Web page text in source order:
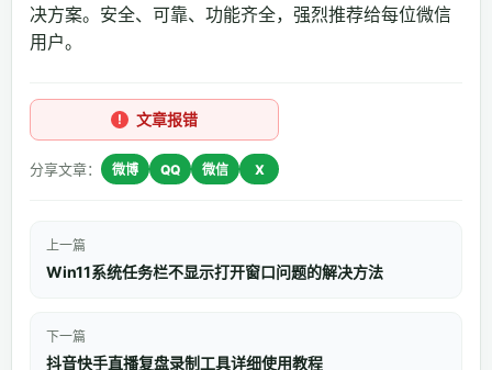
决方案。安全、可靠、功能齐全，强烈推荐给每位微信
用户。
文章报错
分享文章： 微博 QQ 微信 X
上一篇
Win11系统任务栏不显示打开窗口问题的解决方法
下一篇
抖音快手直播复盘录制工具详细使用教程